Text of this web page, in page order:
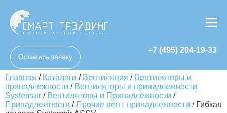
+7 (495) 204-19-33
Главная / Каталоги / Вентиляция / Вентиляторы и
принадлежности / Вентиляторы и принадлежности
Systemair / Вентиляторы и Принадлежности /
Принадлежности / Прочие вент. принадлежности / Гибкая